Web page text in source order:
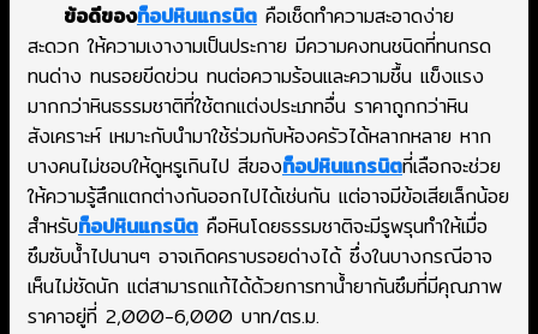
ข้อดีของท็อปหินแกรนิต คือเช็ดทำความสะอาดง่าย
สะดวก ให้ความเงางามเป็นประกาย มีความคงทนชนิดที่ทนกรด
ทนด่าง ทนรอยขีดข่วน ทนต่อความร้อนและความชื้น แข็งแรง
มากกว่าหินธรรมชาติที่ใช้ตกแต่งประเภทอื่น ราคาถูกกว่าหิน
สังเคราะห์ เหมาะกับนำมาใช้ร่วมกับห้องครัวได้หลากหลาย หาก
บางคนไม่ชอบให้ดูหรูเกินไป สีของท็อปหินแกรนิตที่เลือกจะช่วย
ให้ความรู้สึกแตกต่างกันออกไปได้เช่นกัน แต่อาจมีข้อเสียเล็กน้อย
สำหรับท็อปหินแกรนิต คือหินโดยธรรมชาติจะมีรูพรุนทำให้เมื่อ
ซึมซับน้ำไปนานๆ อาจเกิดคราบรอยด่างได้ ซึ่งในบางกรณีอาจ
เห็นไม่ชัดนัก แต่สามารถแก้ได้ด้วยการทาน้ำยากันซึมที่มีคุณภาพ
ราคาอยู่ที่ 2,000-6,000 บาท/ตร.ม.